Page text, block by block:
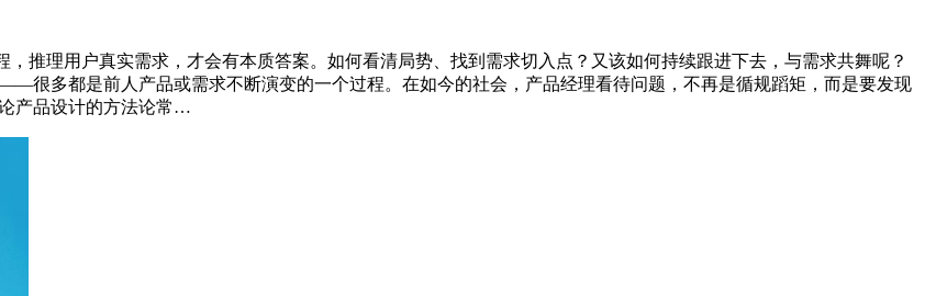
推理用户真实需求，才会有本质答案。如何看清局势、找到需求切入点？又该如何持续跟进下去，与需求共舞呢？
很多都是前人产品或需求不断演变的一个过程。在如今的社会，产品经理看待问题，不再是循规蹈矩，而是要发现
产品设计的方法论常…